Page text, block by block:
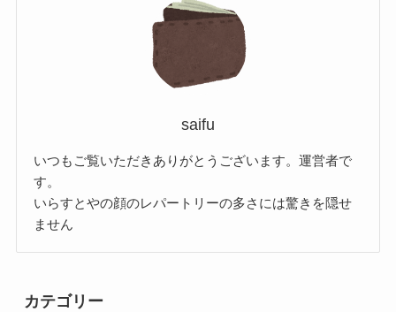
saifu
いつもご覧いただきありがとうございます。運営者で
す。
いらすとやの顔のレパートリーの多さには驚きを隠せ
ません
カテゴリー